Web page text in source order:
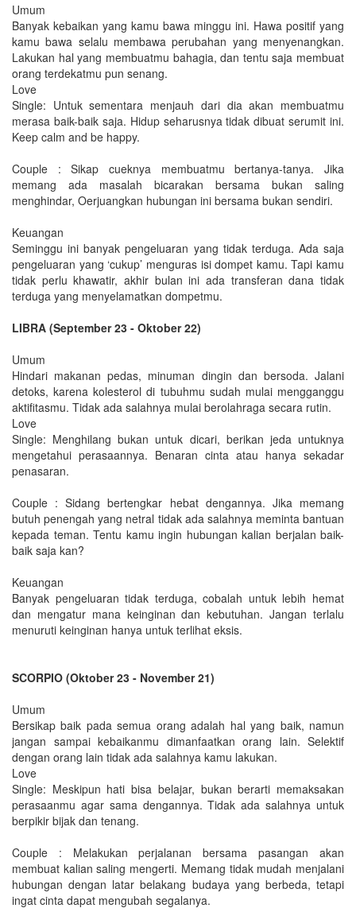
Umum
Banyak kebaikan yang kamu bawa minggu ini. Hawa positif yang
kamu bawa selalu membawa perubahan yang menyenangkan.
Lakukan hal yang membuatmu bahagia, dan tentu saja membuat
orang terdekatmu pun senang.
Love
Single: Untuk sementara menjauh dari dia akan membuatmu
merasa baik-baik saja. Hidup seharusnya tidak dibuat serumit ini.
Keep calm and be happy.
Couple : Sikap cueknya membuatmu bertanya-tanya. Jika
memang ada masalah bicarakan bersama bukan saling
menghindar, Oerjuangkan hubungan ini bersama bukan sendiri.
Keuangan
Seminggu ini banyak pengeluaran yang tidak terduga. Ada saja
pengeluaran yang ‘cukup’ menguras isi dompet kamu. Tapi kamu
tidak perlu khawatir, akhir bulan ini ada transferan dana tidak
terduga yang menyelamatkan dompetmu.
LIBRA (September 23 - Oktober 22)
Umum
Hindari makanan pedas, minuman dingin dan bersoda. Jalani
detoks, karena kolesterol di tubuhmu sudah mulai mengganggu
aktifitasmu. Tidak ada salahnya mulai berolahraga secara rutin.
Love
Single: Menghilang bukan untuk dicari, berikan jeda untuknya
mengetahui perasaannya. Benaran cinta atau hanya sekadar
penasaran.
Couple : Sidang bertengkar hebat dengannya. Jika memang
butuh penengah yang netral tidak ada salahnya meminta bantuan
kepada teman. Tentu kamu ingin hubungan kalian berjalan baik-
baik saja kan?
Keuangan
Banyak pengeluaran tidak terduga, cobalah untuk lebih hemat
dan mengatur mana keinginan dan kebutuhan. Jangan terlalu
menuruti keinginan hanya untuk terlihat eksis.
SCORPIO (Oktober 23 - November 21)
Umum
Bersikap baik pada semua orang adalah hal yang baik, namun
jangan sampai kebaikanmu dimanfaatkan orang lain. Selektif
dengan orang lain tidak ada salahnya kamu lakukan.
Love
Single: Meskipun hati bisa belajar, bukan berarti memaksakan
perasaanmu agar sama dengannya. Tidak ada salahnya untuk
berpikir bijak dan tenang.
Couple : Melakukan perjalanan bersama pasangan akan
membuat kalian saling mengerti. Memang tidak mudah menjalani
hubungan dengan latar belakang budaya yang berbeda, tetapi
ingat cinta dapat mengubah segalanya.